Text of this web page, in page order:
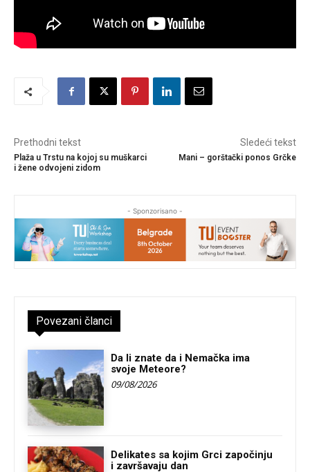
Prethodni tekst
Plaža u Trstu na kojoj su muškarci
i žene odvojeni zidom
Sledeći tekst
Mani – gorštački ponos Grčke
- Sponzorisano -
Povezani članci
Da li znate da i Nemačka ima
svoje Meteore?
09/08/2026
Delikates sa kojim Grci započinju
i završavaju dan